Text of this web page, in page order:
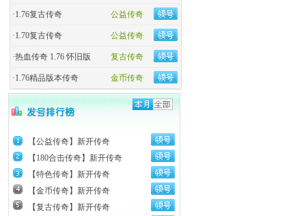
公益传奇
·1.76复古传奇
公益传奇
·1.70复古传奇
复古传奇
·热血传奇 1.76 怀旧版
金币传奇
·1.76精品版本传奇
【公益传奇】新开传奇
【180合击传奇】新开传奇
【特色传奇】新开传奇
【金币传奇】新开传奇
【复古传奇】新开传奇